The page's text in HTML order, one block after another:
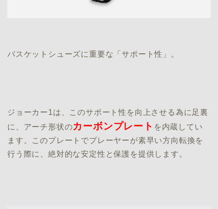
バスケットシューズに重要な「サポート性」。
ジョーカー1は、このサポート性を向上させる為に足裏
に、アーチ形状のカーボンプレート を内蔵してい
ます。このプレートでプレーヤーが素早い方向転換を
行う際に、絶対的な安定性と保護を提供します。